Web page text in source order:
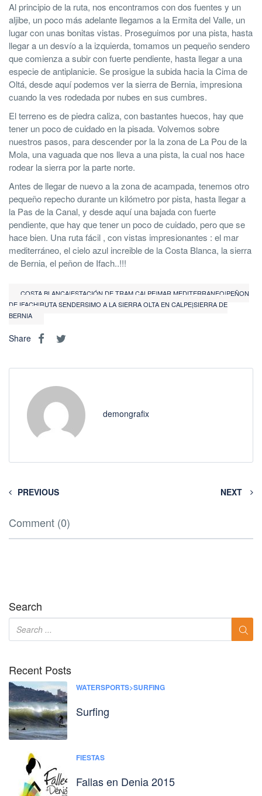
Al principio de la ruta, nos encontramos con dos fuentes y un
aljibe, un poco más adelante llegamos a la Ermita del Valle, un
lugar con unas bonitas vistas. Proseguimos por una pista, hasta
llegar a un desvío a la izquierda, tomamos un pequeño sendero
que comienza a subir con fuerte pendiente, hasta llegar a una
especie de antiplanicie. Se prosigue la subida hacia la Cima de
Oltá, desde aquí podemos ver la sierra de Bernia, impresiona
cuando la ves rodedada por nubes en sus cumbres.
El terreno es de piedra caliza, con bastantes huecos, hay que
tener un poco de cuidado en la pisada. Volvemos sobre
nuestros pasos, para descender por la la zona de La Pou de la
Mola, una vaguada que nos lleva a una pista, la cual nos hace
rodear la sierra por la parte norte.
Antes de llegar de nuevo a la zona de acampada, tenemos otro
pequeño repecho durante un kilómetro por pista, hasta llegar a
la Pas de la Canal, y desde aquí una bajada con fuerte
pendiente, que hay que tener un poco de cuidado, pero que se
hace bien. Una ruta fácil , con vistas impresionantes : el mar
mediterráneo, el cielo azul increible de la Costa Blanca, la sierra
de Bernia, el peñon de Ifach..!!!
COSTA BLANCA|ESTACIÓN DE TRAM CALPE|MAR MEDITERRANEO|PEÑON
DE IFACH|RUTA SENDERSIMO A LA SIERRA OLTA EN CALPE|SIERRA DE
BERNIA
Share
demongrafix
PREVIOUS NEXT
Comment (0)
Search
Recent Posts
WATERSPORTS>SURFING
Surfing
FIESTAS
Fallas en Denia 2015